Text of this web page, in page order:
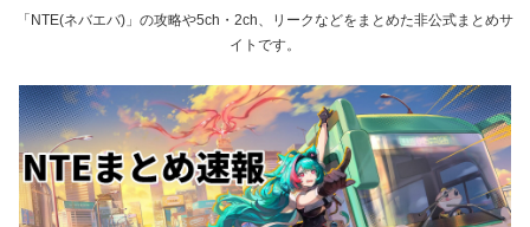
「NTE(ネバエバ)」の攻略や5ch・2ch、リークなどをまとめた非公式まとめサ
イトです。